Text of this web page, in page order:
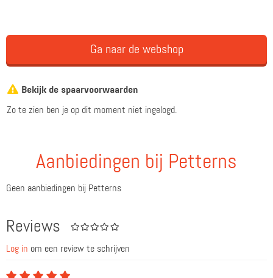
Ga naar de webshop
Bekijk de spaarvoorwaarden
Zo te zien ben je op dit moment niet ingelogd.
Aanbiedingen bij Petterns
Geen aanbiedingen bij Petterns
Reviews
Log in om een review te schrijven